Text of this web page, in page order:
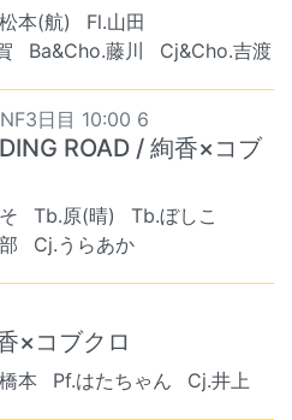
本(航)
Fl.山田
Ba&Cho.藤川 Cj&Cho.吉渡
日目 10:00 6
ROAD / 絢香×コブ
Tb.原(晴)
Tb.ぼしこ
Cj.うらあか
×コブクロ
本 Pf.はたちゃん Cj.井上